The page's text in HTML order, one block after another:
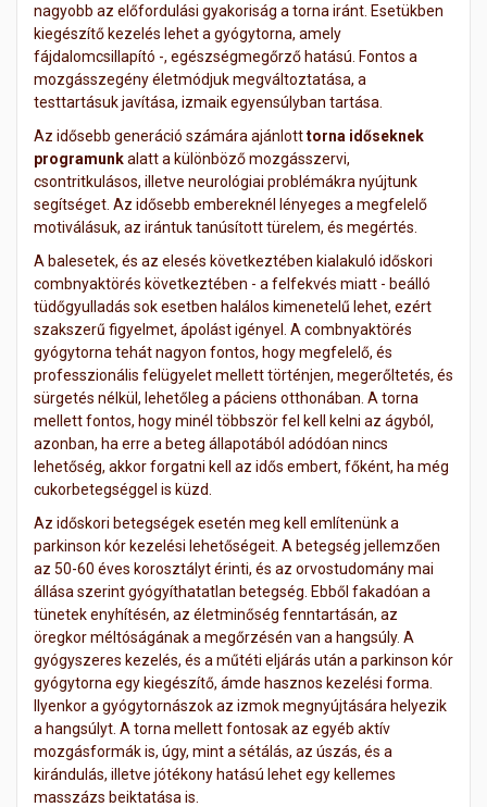
nagyobb az előfordulási gyakoriság a torna iránt. Esetükben
kiegészítő kezelés lehet a gyógytorna, amely
fájdalomcsillapító -, egészségmegőrző hatású. Fontos a
mozgásszegény életmódjuk megváltoztatása, a
testtartásuk javítása, izmaik egyensúlyban tartása.
Az idősebb generáció számára ajánlotttorna időseknek
programunkalatt a különböző mozgásszervi,
csontritkulásos, illetve neurológiai problémákra nyújtunk
segítséget. Az idősebb embereknél lényeges a megfelelő
motiválásuk, az irántuk tanúsított türelem, és megértés.
A balesetek, és az elesés következtében kialakuló időskori
combnyaktörés következtében - a felfekvés miatt - beálló
tüdőgyulladás sok esetben halálos kimenetelű lehet, ezért
szakszerű figyelmet, ápolást igényel. A combnyaktörés
gyógytorna tehát nagyon fontos, hogy megfelelő, és
professzionális felügyelet mellett történjen, megerőltetés, és
sürgetés nélkül, lehetőleg a páciens otthonában. A torna
mellett fontos, hogy minél többször fel kell kelni az ágyból,
azonban, ha erre a beteg állapotából adódóan nincs
lehetőség, akkor forgatni kell az idős embert, főként, ha még
cukorbetegséggel is küzd.
Az időskori betegségek esetén meg kell említenünk a
parkinson kór kezelési lehetőségeit. A betegség jellemzően
az 50-60 éves korosztályt érinti, és az orvostudomány mai
állása szerint gyógyíthatatlan betegség. Ebből fakadóan a
tünetek enyhítésén, az életminőség fenntartásán, az
öregkor méltóságának a megőrzésén van a hangsúly. A
gyógyszeres kezelés, és a műtéti eljárás után a parkinson kór
gyógytorna egy kiegészítő, ámde hasznos kezelési forma.
Ilyenkor a gyógytornászok az izmok megnyújtására helyezik
a hangsúlyt. A torna mellett fontosak az egyéb aktív
mozgásformák is, úgy, mint a sétálás, az úszás, és a
kirándulás, illetve jótékony hatású lehet egy kellemes
masszázs beiktatása is.